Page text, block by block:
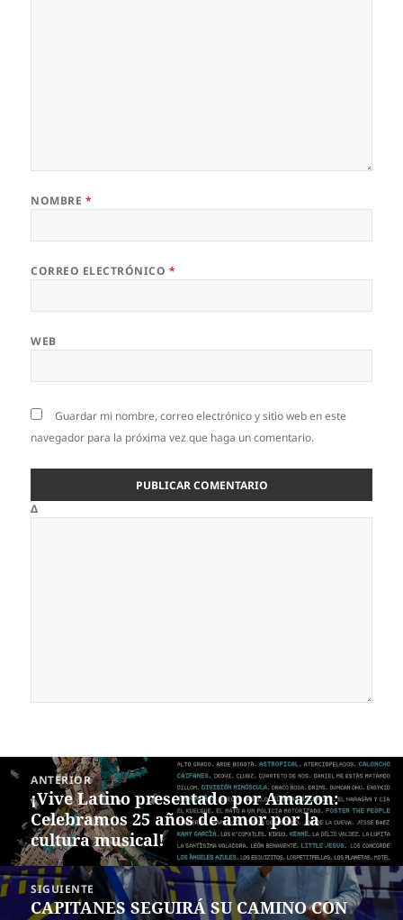
NOMBRE *
CORREO ELECTRÓNICO *
WEB
Guardar mi nombre, correo electrónico y sitio web en este
navegador para la próxima vez que haga un comentario.
Δ
Navegación
entradas
ANTERIOR
Entrada
anterior:
¡Vive Latino presentado por Amazon:
Celebramos 25 años de amor por la
cultura musical!
SIGUIENTE
Siguiente
CAPITANES SEGUIRÁ SU CAMINO CON